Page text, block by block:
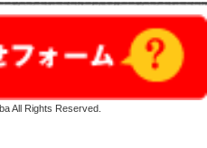
All Rights Reserved.